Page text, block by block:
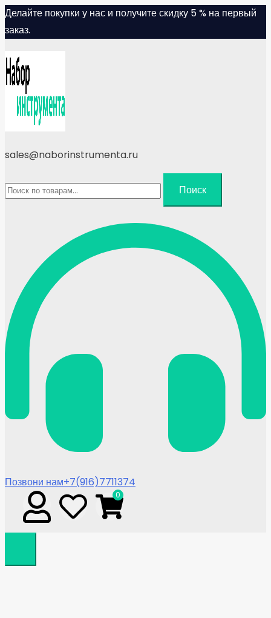
Skip
to
Делайте покупки у нас и получите скидку 5 % на первый
заказ.
sales@naborinstrumenta.ru
Искать:
Поиск
Позвони нам+7(916)7711374
0